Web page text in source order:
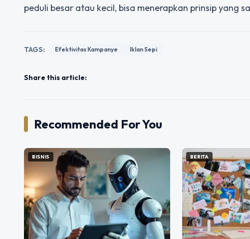
peduli besar atau kecil, bisa menerapkan prinsip yang
TAGS: Efektivitas Kampanye Iklan Sepi
Share this article:
Recommended For You
BISNIS BERITA